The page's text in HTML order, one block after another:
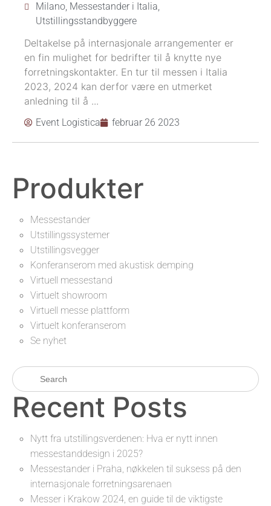
Milano, Messestander i Italia,
Utstillingsstandbyggere
Deltakelse på internasjonale arrangementer er
en fin mulighet for bedrifter til å knytte nye
forretningskontakter. En tur til messen i Italia
2023, 2024 kan derfor være en utmerket
anledning til å ...
Event Logistica februar 26 2023
Produkter
Messestander
Utstillingssystemer
Utstillingsvegger
Konferanserom med akustisk demping
Virtuell messestand
Virtuelt showroom
Virtuell messe plattform
Virtuelt konferanserom
Se nyhet
Recent Posts
Nytt fra utstillingsverdenen: Hva er nytt innen
messestanddesign i 2025?
Messestander i Praha, nøkkelen til suksess på den
internasjonale forretningsarenaen
Messer i Krakow 2024, en guide til de viktigste